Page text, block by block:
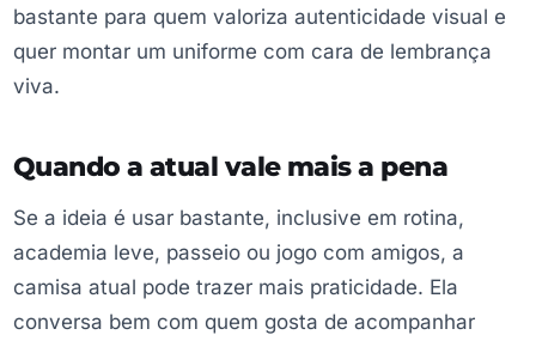
bastante para quem valoriza autenticidade visual e
quer montar um uniforme com cara de lembrança
viva.
Quando a atual vale mais a pena
Se a ideia é usar bastante, inclusive em rotina,
academia leve, passeio ou jogo com amigos, a
camisa atual pode trazer mais praticidade. Ela
conversa bem com quem gosta de acompanhar